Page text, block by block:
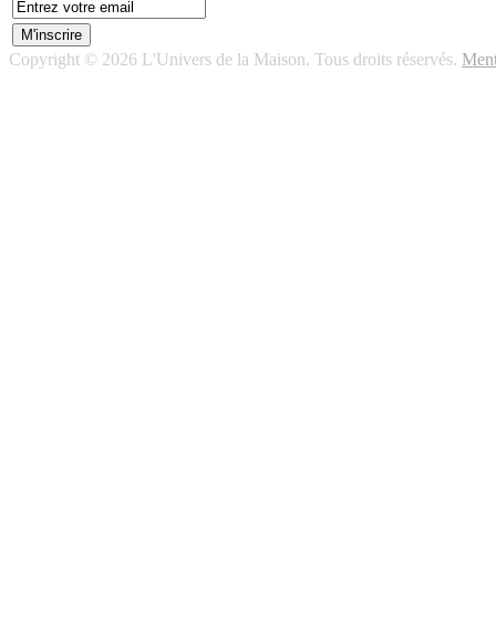
Copyright © 2026 L'Univers de la Maison. Tous droits réservés.